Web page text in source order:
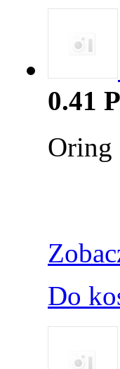
0.41
Oring
Do